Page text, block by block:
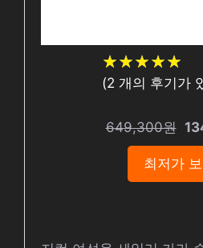
★★★★★
★★★★★
(2 개의 후기가
649,300원
최저가